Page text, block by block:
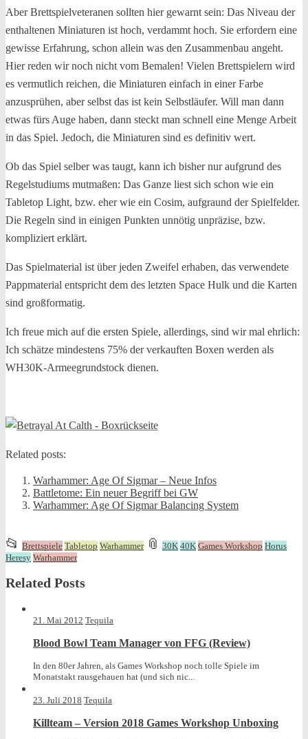
Aber Brettspielveteranen sollten hier gewarnt sein: Das Niveau der
enthaltenen Miniaturen ist hoch, verdammt hoch. Sie erfordern eine
gewisse Erfahrung, schon allein was den Zusammenbau angeht.
Hier reden wir noch nicht vom Bemalen! Vielen Brettspielern wird
es vermutlich reichen, die Miniaturen einfach in einer Farbe
anzusprühen, aber selbst das ist kein Selbstläufer. Will man dann
etwas fürs Auge haben, dann steckt man schnell eine Menge Arbeit
in das Spiel. Jedoch, die Miniaturen sind es definitiv wert.
Ob das Spiel selber was taugt, kann ich bisher nur aufgrund des
Regelstudiums mutmaßen: Das Ganze liest sich schon wie ein
Tabletop Light, bzw. eher wie ein Cosim, aufgraund der Spielfelder.
Die Regeln sind in einigen Punkten unnötig unpräzise, bzw.
kompliziert erklärt.
Das Spielmaterial ist über jeden Zweifel erhaben, das verwendete
Pappmaterial entspricht dem des letzten Space Hulk und die Karten
sind großformatig.
Ich freue mich auf die ersten Spiele, allerdings, sind wir mal ehrlich:
Ich schätze mindestens 75% der verkauften Boxen werden als
WH30K-Armeegrundstock dienen.
Related posts:
Warhammer: Age Of Sigmar – Neue Infos
Battletome: Ein neuer Begriff bei GW
Warhammer: Age Of Sigmar Balancing System
📂 This
entry
was
posted
in
Brettspiele Tabletop Warhammer 📎 and
30K 40K Games Workshop Horus
Heresy Warhammer
Related Posts
21. Mai 2012 Tequila
Blood Bowl Team Manager von FFG (Review)
In den 80er Jahren, als Games Workshop noch tolle Spiele im
Monatstakt rausgehauen hat (und sich nic...
23. Juli 2018 Tequila
Killteam – Version 2018 Games Workshop Unboxing